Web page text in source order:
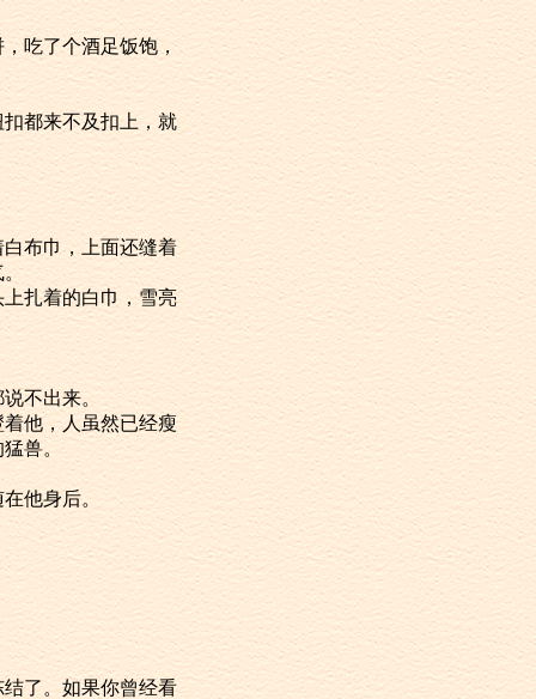
，吃了个酒足饭饱，
扣都来不及扣上，就
白布巾，上面还缝着
。
上扎着的白巾，雪亮
不出来。
着他，人虽然已经瘦
兽。
他身后。
结了。如果你曾经看